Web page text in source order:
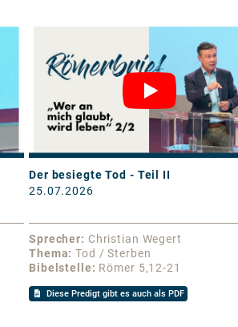
Der besiegte Tod - Teil II
25.07.2026
Sprecher
Christian Wegert
Thema
Tod / Sterben
Bibelstelle
Römer 5,12-21
Diese Predigt gibt es auch als PDF